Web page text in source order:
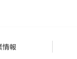
情報